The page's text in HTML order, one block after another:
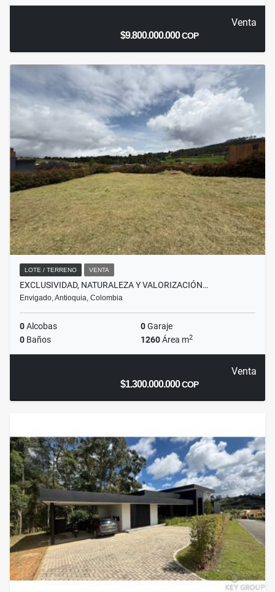
Venta
$9.800.000.000COP
LOTE / TERRENO VENTA
EXCLUSIVIDAD, NATURALEZA Y VALORIZACIÓN…
Envigado, Antioquia, Colombia
0Alcobas 0Garaje
0 Baños 1260Área m2
Venta
$1.300.000.000COP